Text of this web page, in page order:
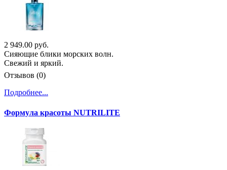
2 949.00 руб.
Сияющие блики морских волн.
Свежий и яркий.
Отзывов (0)
Подробнее...
Формула красоты NUTRILITE